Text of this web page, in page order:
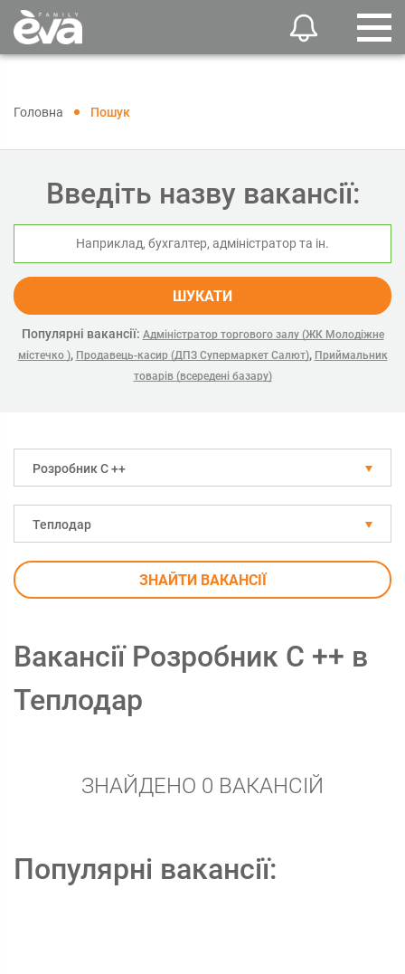
Головна Пошук
Введіть назву вакансії:
ШУКАТИ
Популярні вакансії: Адміністратор торгового залу (ЖК Молодіжне
містечко ), Продавець-касир (ДПЗ Супермаркет Салют), Приймальник
товарів (всередені базару)
Розробник С ++
Теплодар
ЗНАЙТИ ВАКАНСІЇ
Вакансії Розробник С ++ в
Теплодар
ЗНАЙДЕНО 0 ВАКАНСІЙ
Популярні вакансії: